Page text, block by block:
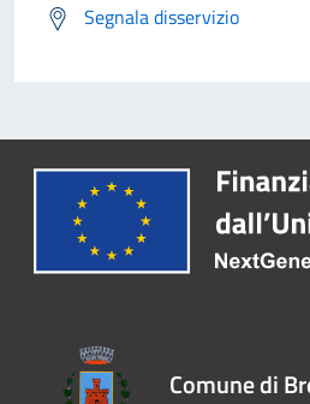
Segnala disservizio
Comune di